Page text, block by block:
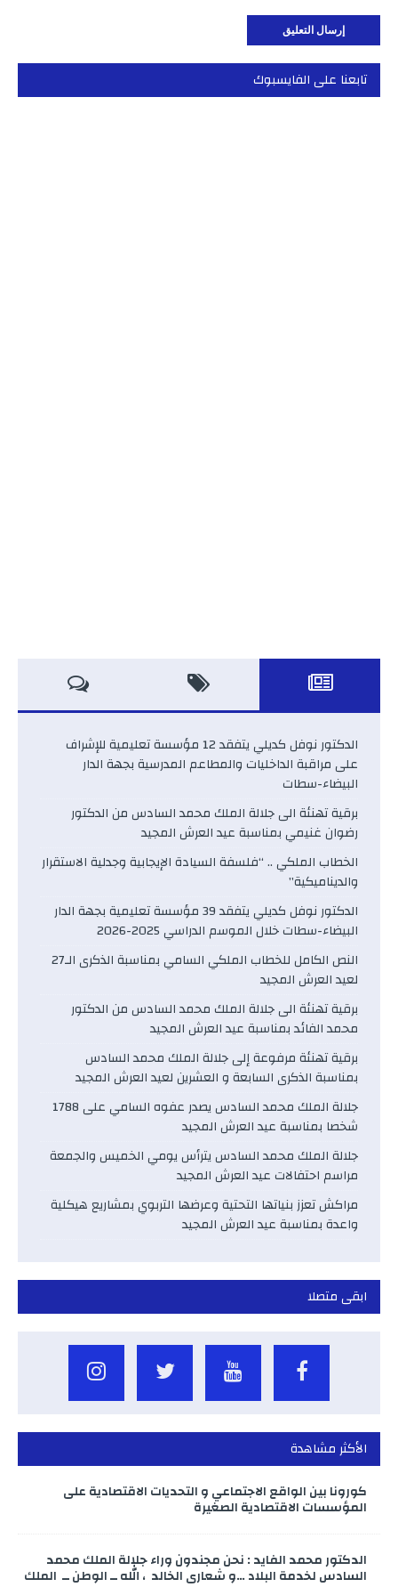
تابعنا على الفايسبوك
الدكتور نوفل كديلي يتفقد 12 مؤسسة تعليمية للإشراف
على مراقبة الداخليات والمطاعم المدرسية بجهة الدار
البيضاء-سطات
برقية تهنئة الى جلالة الملك محمد السادس من الدكتور
رضوان غنيمي بمناسبة عيد العرش المجيد
الخطاب الملكي .. “فلسفة السيادة الإيجابية وجدلية الاستقرار
والديناميكية”
الدكتور نوفل كديلي يتفقد 39 مؤسسة تعليمية بجهة الدار
البيضاء-سطات خلال الموسم الدراسي 2025-2026
النص الكامل للخطاب الملكي السامي بمناسبة الذكرى الـ27
لعيد العرش المجيد
برقية تهنئة الى جلالة الملك محمد السادس من الدكتور
محمد الفائد بمناسبة عيد العرش المجيد
برقية تهنئة مرفوعة إلى جلالة الملك محمد السادس
بمناسبة الذكرى السابعة و العشرين لعيد العرش المجيد
جلالة الملك محمد السادس يصدر عفوه السامي على 1788
شخصا بمناسبة عيد العرش المجيد
جلالة الملك محمد السادس يترأس يومي الخميس والجمعة
مراسم احتفالات عيد العرش المجيد
مراكش تعزز بنياتها التحتية وعرضها التربوي بمشاريع هيكلية
واعدة بمناسبة عيد العرش المجيد
ابقى متصلا
الأكثر مشاهدة
كورونا بين الواقع الاجتماعي و التحديات الاقتصادية على
المؤسسات الاقتصادية الصغيرة
الدكتور محمد الفايد : نحن مجندون وراء جلالة الملك محمد
السادس لخدمة البلاد …و شعاري الخالد ، الله ــ الوطن ــ الملك